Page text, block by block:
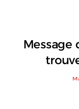
Message